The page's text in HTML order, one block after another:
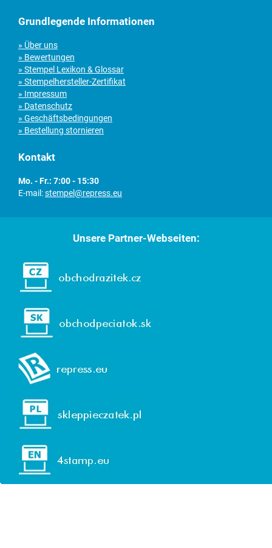
Grundlegende Informationen
» Über uns
» Bewertungen
» Stempel Lexikon & Glossar
» Stempelhersteller-Zertifikat
» Impressum
» Datenschutz
» Geschäftsbedingungen
» Bestellung stornieren
Kontakt
Mo. - Fr.: 7:00 - 15:30
E-mail:stempel@repress.eu
Unsere Partner-Webseiten: